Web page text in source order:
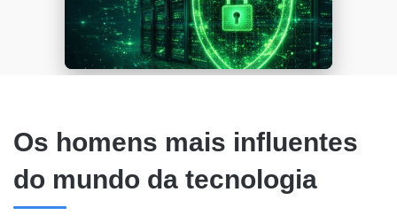
Os homens mais influentes
do mundo da tecnologia